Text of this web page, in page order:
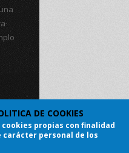
DE COOKIES
propias con finalidad
carácter personal de los